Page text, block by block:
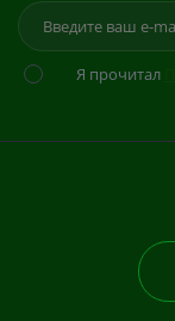
Я прочитал